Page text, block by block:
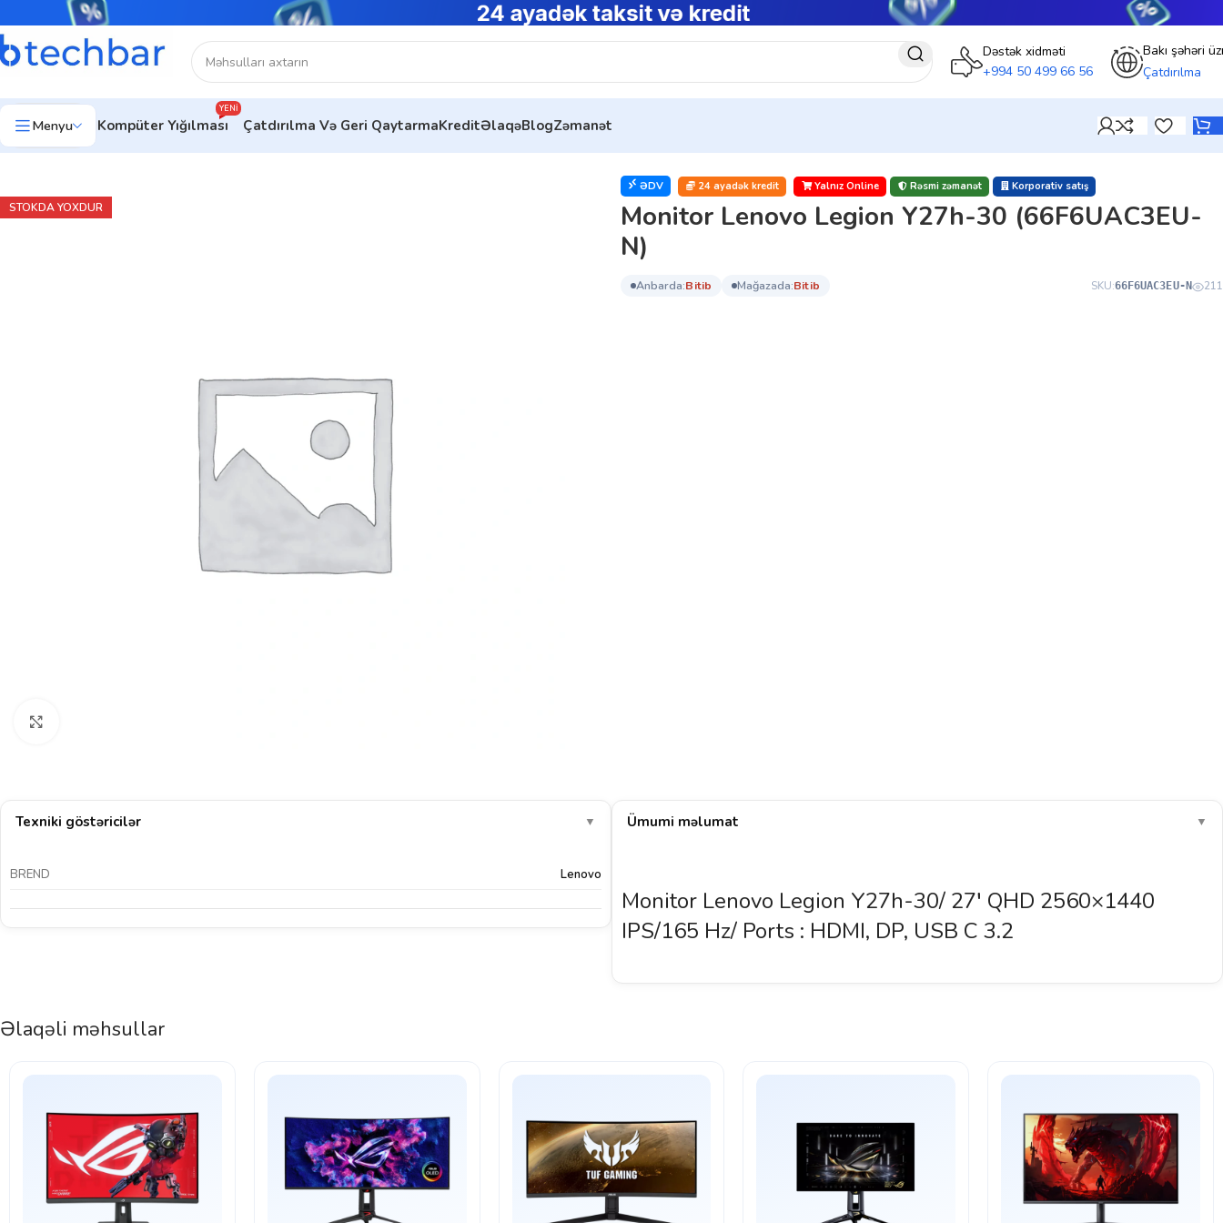
Dəstək xidməti
+994 50 499 66 56
Bakı şəhəri
Çatdırılma
Menyu Kompüter Yığılması
YENI
Çatdırılma Və Geri QaytarmaKreditƏlaqəBlogZəmanət
Ev Kompüter avadanlıqları
STOKDA YOXDUR
ƏDV 24 ayadək kredit Yalnız Online Rəsmi zəmanət Korporativ satış
Monitor Lenovo Legion Y27h-30 (66F6UAC3EU-
N)
anbarda: bi̇ti̇b mağazada: bi̇ti̇b SKU:66F6UAC3EU-N 211
Texniki göstəricilər ▼
BREND Lenovo
Ümumi məlumat ▼
Monitor Lenovo Legion Y27h-30/ 27′ QHD 2560×1440
IPS/165 Hz/ Ports : HDMI, DP, USB C 3.2
Əlaqəli məhsullar